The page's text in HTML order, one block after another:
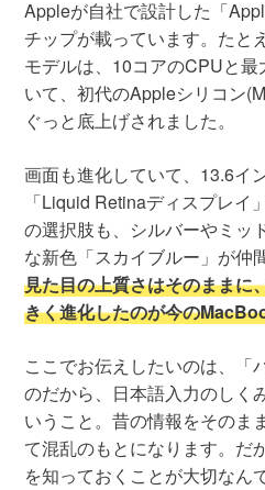
Appleが自社で設計した「
チップが載っています。たと
モデルは、10コアのCPUと
いて、初代のAppleシリコン
ぐっと底上げされました。
画面も進化していて、13.6イ
「Liquid Retinaディスプレイ
の選択肢も、シルバーやミッ
な新色「スカイブルー」が仲
見た目の上質さはそのままに
きく進化したのが今の
ここでお伝えしたいのは、「
のだから、日本語入力のしく
いうこと。昔の情報をそのま
て混乱のもとになります。だ
を知っておくことが大切なん